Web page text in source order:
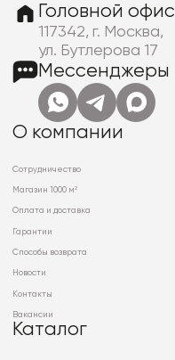
Головной офис
117342, г. Москва,
ул. Бутлерова 17
Мессенджеры
О компании
Сотрудничество
Магазин 1000 м²
Оплата и доставка
Гарантии
Способы возврата
Новости
Контакты
Вакансии
Каталог